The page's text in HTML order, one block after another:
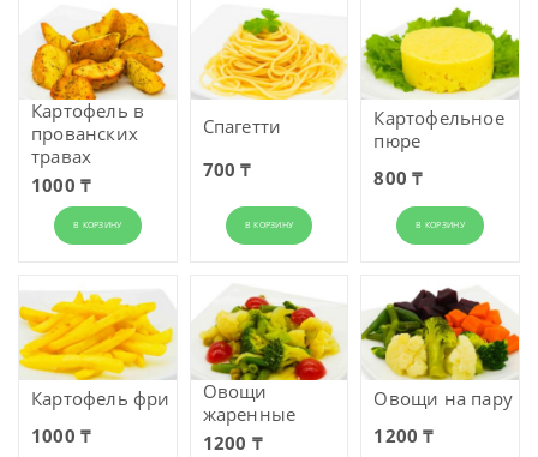
Картофель в
прованских
травах
1000 ₸
В КОРЗИНУ
Спагетти
700 ₸
В КОРЗИНУ
Картофель­ное
пюре
800 ₸
В КОРЗИНУ
Картофель фри
1000 ₸
Овощи
жаренные
1200 ₸
Овощи на пару
1200 ₸